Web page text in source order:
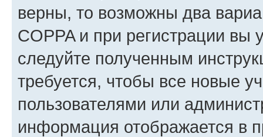
верны, то возможны два
COPPA и при регистрации вы
следуйте полученным
требуется, чтобы все новые
пользователями или
информация отображается в